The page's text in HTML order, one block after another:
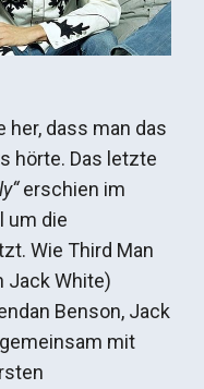
her, dass man das
hörte. Das letzte
erschien im
um die
Wie Third Man
Jack White)
Benson, Jack
mit